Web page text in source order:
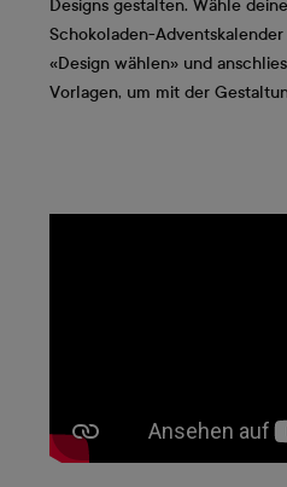
Designs gestalten. Wähle
Schokoladen-
«Design wählen» und
Vorlagen, um mit der